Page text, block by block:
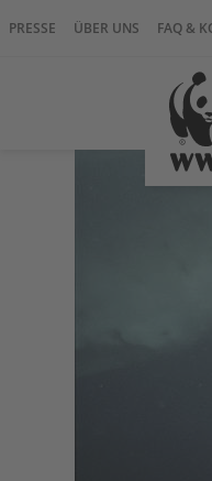
PRESSE ÜBER UNS FAQ &